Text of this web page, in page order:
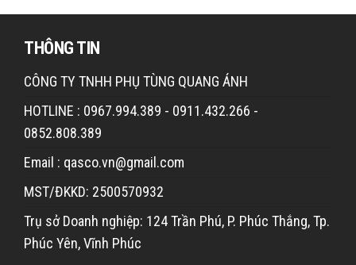
THÔNG TIN
CÔNG TY TNHH PHỤ TÙNG QUANG ÁNH
HOTLINE : 0967.994.389 - 0911.432.266 -
0852.808.389
Email : qasco.vn@gmail.com
MST/ĐKKD: 2500570932
Trụ sở Doanh nghiệp: 124 Trần Phú, P. Phúc Thắng, Tp.
Phúc Yên, Vĩnh Phúc